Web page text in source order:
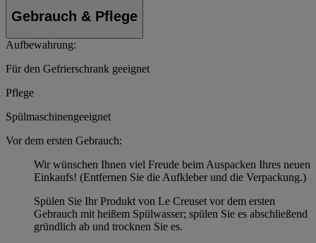
Gebrauch & Pflege
Aufbewahrung:
Für den Gefrierschrank geeignet
Pflege
Spülmaschinengeeignet
Vor dem ersten Gebrauch:
Wir wünschen Ihnen viel Freude beim Auspacken Ihres neuen
Einkaufs! (Entfernen Sie die Aufkleber und die Verpackung.)
Spülen Sie Ihr Produkt von Le Creuset vor dem ersten
Gebrauch mit heißem Spülwasser; spülen Sie es abschließend
gründlich ab und trocknen Sie es.